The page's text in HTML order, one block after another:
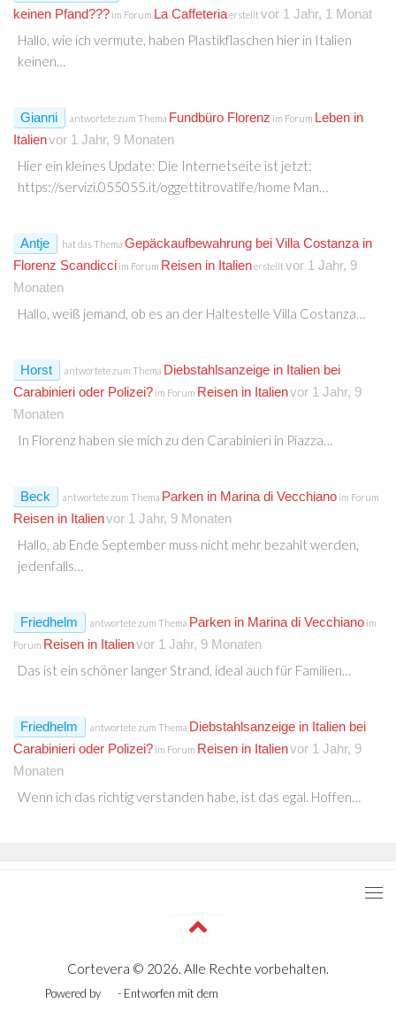
keinen Pfand??? im Forum La Caffeteriaerstellt vor 1 Jahr, 1 Monat
Hallo, wie ich vermute, haben Plastikflaschen hier in Italien
keinen…
Gianni antwortete zum Thema Fundbüro Florenz im Forum Leben in
Italienvor 1 Jahr, 9 Monaten
Hier ein kleines Update: Die Internetseite ist jetzt:
https://servizi.055055.it/oggettitrovatife/home Man…
Antje hat das Thema Gepäckaufbewahrung bei Villa Costanza in
Florenz Scandicci im Forum Reisen in Italienerstellt vor 1 Jahr, 9
Monaten
Hallo, weiß jemand, ob es an der Haltestelle Villa Costanza…
Horst antwortete zum Thema Diebstahlsanzeige in Italien bei
Carabinieri oder Polizei? im Forum Reisen in Italienvor 1 Jahr, 9
Monaten
In Florenz haben sie mich zu den Carabinieri in Piazza…
Beck antwortete zum Thema Parken in Marina di Vecchiano im Forum
Reisen in Italienvor 1 Jahr, 9 Monaten
Hallo, ab Ende September muss nicht mehr bezahlt werden,
jedenfalls…
Friedhelm antwortete zum Thema Parken in Marina di Vecchiano im
Forum Reisen in Italienvor 1 Jahr, 9 Monaten
Das ist ein schöner langer Strand, ideal auch für Familien…
Friedhelm antwortete zum Thema Diebstahlsanzeige in Italien bei
Carabinieri oder Polizei? im Forum Reisen in Italienvor 1 Jahr, 9
Monaten
Wenn ich das richtig verstanden habe, ist das egal. Hoffen…
Cortevera © 2026. Alle Rechte vorbehalten.
Powered by - Entworfen mit dem